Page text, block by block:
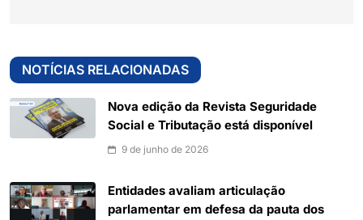
NOTÍCIAS RELACIONADAS
Nova edição da Revista Seguridade
Social e Tributação está disponível
9 de junho de 2026
Entidades avaliam articulação
parlamentar em defesa da pauta dos